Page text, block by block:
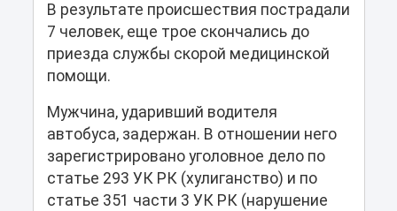
В результате происшествия пострадали
7 человек, еще трое скончались до
приезда службы скорой медицинской
помощи.
Мужчина, ударивший водителя
автобуса, задержан. В отношении него
зарегистрировано уголовное дело по
статье 293 УК РК (хулиганство) и по
статье 351 части 3 УК РК (нарушение